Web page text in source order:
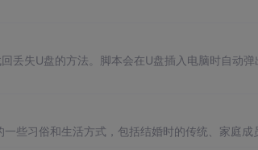
丢失U盘的方法。脚本会在U盘插入电脑时自动弹
些习俗和生活方式，包括结婚时的传统、家庭成